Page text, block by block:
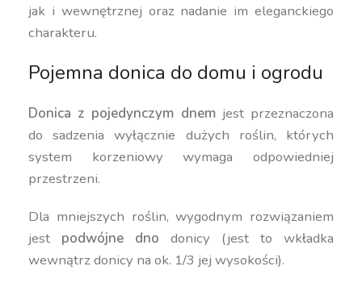
jak i wewnętrznej oraz nadanie im eleganckiego
charakteru.
Pojemna donica do domu i ogrodu
Donica z pojedynczym dnemjest przeznaczona
do sadzenia wyłącznie dużych roślin, których
system korzeniowy wymaga odpowiedniej
przestrzeni.
Dla mniejszych roślin, wygodnym rozwiązaniem
jest podwójne dno donicy (jest to wkładka
wewnątrz donicy na ok. 1/3 jej wysokości).